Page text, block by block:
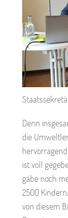
Denn
die
ist voll
gäbe noch
2500
von diesem